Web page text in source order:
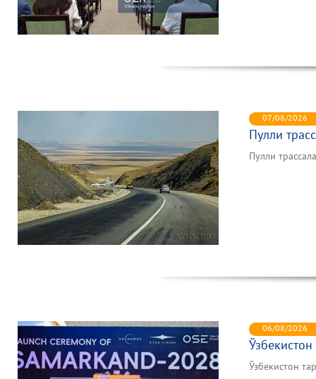
07/08/2026
Пулли
Пулли
06/08/2026
Ўзбекистон